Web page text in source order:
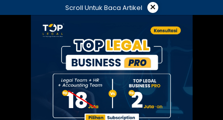
ke
Scroll Untuk Baca Artikel ×